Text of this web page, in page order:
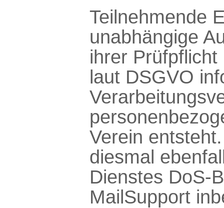
Teilnehmende
unabhängige
ihrer
laut DSGVO
Verein
diesmal
Dienstes DoS-
MailSupport